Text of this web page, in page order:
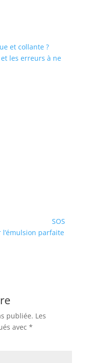
et collante ?
et les erreurs à ne
SOS
parfaite
publiée. Les
avec *